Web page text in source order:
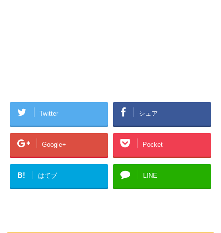
Twitter シェア
Google+ Pocket
B! はてブ LINE